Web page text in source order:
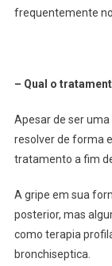
frequentemente
– Qual o
Apesar de ser
resolver de forma
tratamento a fim
A gripe em sua
posterior, mas
como terapia
bronchiseptica.